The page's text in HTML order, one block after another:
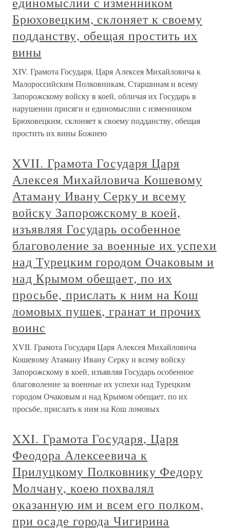
Брюховецким, склоняет к своему
подданству, обещая простить их
вины
XIV. Грамота Государя, Царя Алексея Михайловича к
Малороссийским Полковникам, Старшинам и всему
Запорожскому войску в коей, обличая их Государь в
нарушении присяги и единомыслии с изменником
Брюховецким, склоняет к своему подданству, обещая
простить их вины Божиею
XVII. Грамота Государя Царя
Алексея Михайловича Кошевому
Атаману Ивану Серку и всему
войску Запорожскому в коей,
изъявляя Государь особенное
благоволение за военные их успехи
над Турецким городом Очаковым и
над Крымом обещает, по их
просьбе, прислать к ним на Кош
ломовых пушек, гранат и прочих
воинс
XVII. Грамота Государя Царя Алексея Михайловича
Кошевому Атаману Ивану Серку и всему войску
Запорожскому в коей, изъявляя Государь особенное
благоволение за военные их успехи над Турецким
городом Очаковым и над Крымом обещает, по их
просьбе, прислать к ним на Кош ломовых
XXI. Грамота Государя, Царя
Феодора Алексеевича к
Прилуцкому Полковнику Федору
Молчану, коею похвалял
оказанную им и всем его полком,
при осаде города Чигирина